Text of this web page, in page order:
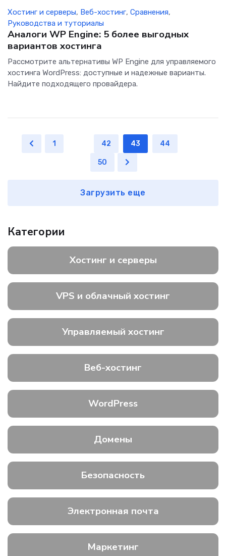
Хостинг и серверы, Веб-хостинг, Сравнения,
Руководства и туториалы
Аналоги WP Engine: 5 более выгодных
вариантов хостинга
Рассмотрите альтернативы WP Engine для управляемого
хостинга WordPress: доступные и надежные варианты.
Найдите подходящего провайдера.
1 42 43 44
50
Загрузить еще
Категории
Хостинг и серверы
VPS и облачный хостинг
Управляемый хостинг
Веб-хостинг
WordPress
Домены
Безопасность
Электронная почта
Маркетинг